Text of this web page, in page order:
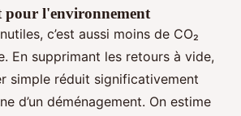
pour l'environnement
c’est aussi moins de CO₂
En supprimant les retours à vide,
simple réduit significativement
d’un déménagement. On estime